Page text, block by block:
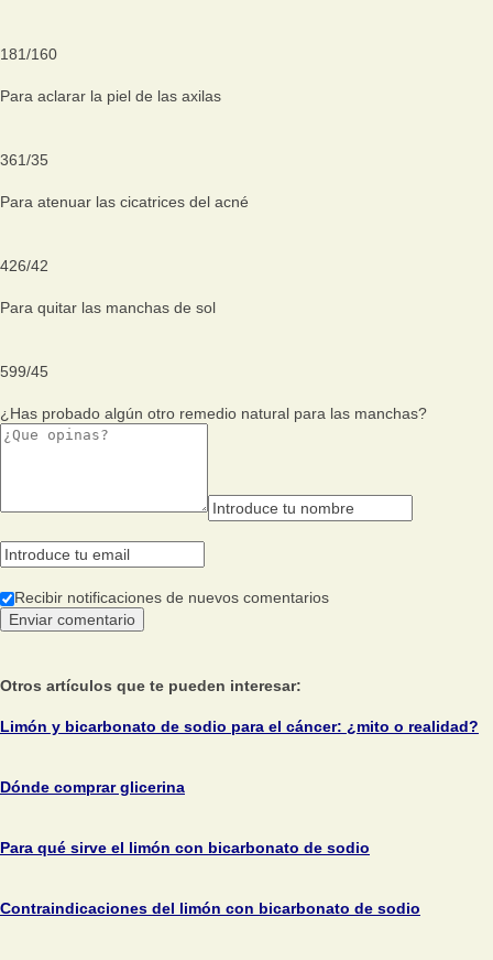
181/160
Para aclarar la piel de las axilas
361/35
Para atenuar las cicatrices del acné
426/42
Para quitar las manchas de sol
599/45
¿Has probado algún otro remedio natural para las manchas?
Recibir notificaciones de nuevos comentarios
Otros artículos que te pueden interesar:
Limón y bicarbonato de sodio para el cáncer: ¿mito o realidad?
Dónde comprar glicerina
Para qué sirve el limón con bicarbonato de sodio
Contraindicaciones del limón con bicarbonato de sodio